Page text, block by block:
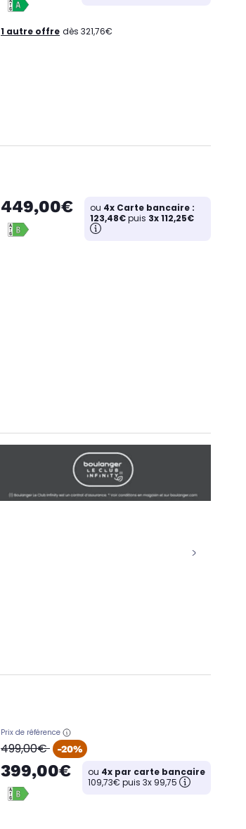
1 autre offre dès 321,76€
449,00€ ou 4x Carte bancaire :
123,48€puis 3x 112,25€
Prix de référence
oldPrice
499,00€ -20%
399,00€ ou 4x par carte bancaire
109,73€ puis 3x 99,75